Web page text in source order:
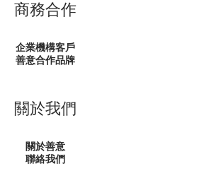
商務合作
企業機構客戶
善意合作品牌
關於我們
關於善意
聯絡我們